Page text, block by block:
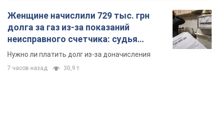
Женщине начислили 729 тыс. грн
долга за газ из-за показаний
неисправного счетчика: судья
вынес неожиданное решение
Нужно ли платить долг из-за доначисления
7 часов назад 30,9 т.